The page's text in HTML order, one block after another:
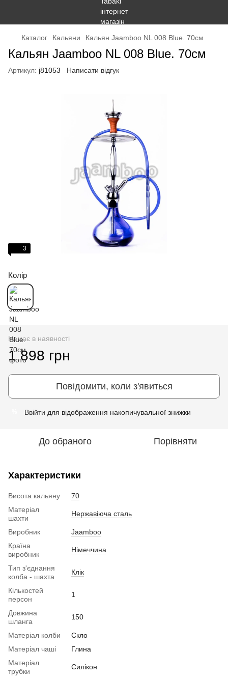
Каталог Кальяни Кальян Jaamboo NL 008 Blue. 70см
Кальян Jaamboo NL 008 Blue. 70см
Артикул: j81053 Написати відгук
3
Колір
Немає в наявності
1 898 грн
Повідомити, коли з'явиться
Ввійти для відображення накопичувальної знижки
До обраного Порівняти
Характеристики
Висота кальяну
70
Матеріал
шахти
Нержавіюча сталь
Виробник
Jaamboo
Країна
виробник
Німеччина
Тип з'єднання
колба - шахта
Клік
Кількостей
персон
1
Довжина
шланга
150
Матеріал колби
Скло
Матеріал чаші
Глина
Матеріал
трубки
Силікон